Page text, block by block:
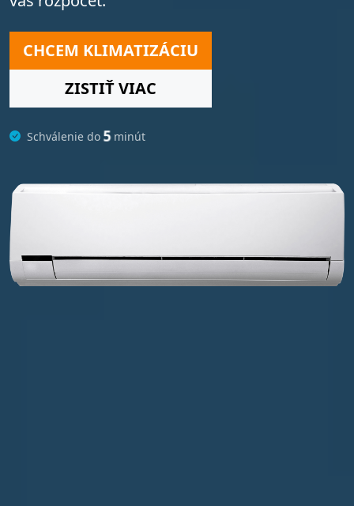
CHCEM KLIMATIZÁCIU
ZISTIŤ VIAC
Schválenie do 5minút